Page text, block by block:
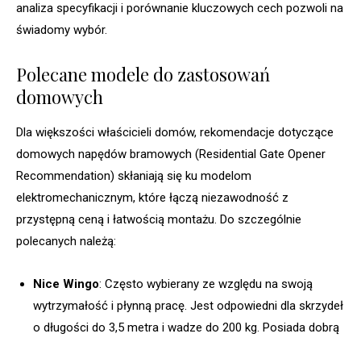
analiza specyfikacji i porównanie kluczowych cech pozwoli na
świadomy wybór.
Polecane modele do zastosowań
domowych
Dla większości właścicieli domów, rekomendacje dotyczące
domowych napędów bramowych (Residential Gate Opener
Recommendation) skłaniają się ku modelom
elektromechanicznym, które łączą niezawodność z
przystępną ceną i łatwością montażu. Do szczególnie
polecanych należą:
Nice Wingo: Często wybierany ze względu na swoją
wytrzymałość i płynną pracę. Jest odpowiedni dla skrzydeł
o długości do 3,5 metra i wadze do 200 kg. Posiada dobrą